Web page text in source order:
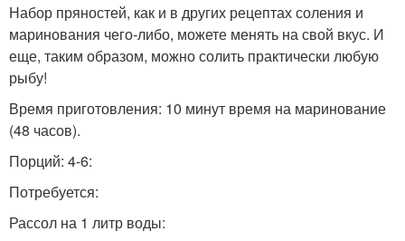
Набор пряностей, как и в других рецептах соления и
маринования чего-либо, можете менять на свой вкус. И
еще, таким образом, можно солить практически любую
рыбу!
Время приготовления: 10 минут время на маринование
(48 часов).
Порций: 4-6:
Потребуется:
Рассол на 1 литр воды: